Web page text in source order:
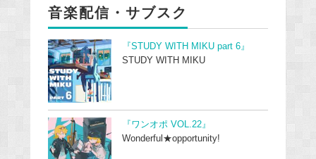
音楽配信・サブスク
『STUDY WITH MIKU part 6』
STUDY WITH MIKU
『ワンオポ VOL.22』
Wonderful★opportunity!